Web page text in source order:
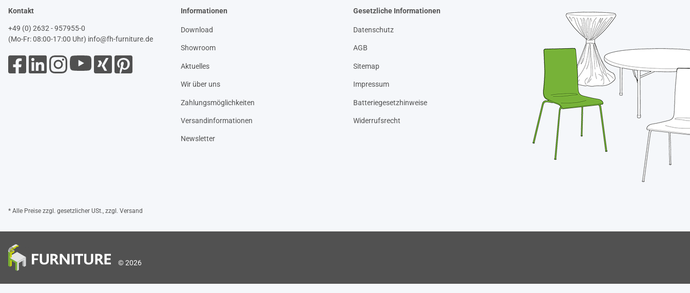
Kontakt
+49 (0) 2632 - 957955-0
(Mo-Fr: 08:00-17:00 Uhr) info@fh-furniture.de
Informationen
Download
Showroom
Aktuelles
Wir über uns
Zahlungsmöglichkeiten
Versandinformationen
Newsletter
Gesetzliche Informationen
Datenschutz
AGB
Sitemap
Impressum
Batteriegesetzhinweise
Widerrufsrecht
* Alle Preise zzgl. gesetzlicher USt., zzgl. Versand
© 2026